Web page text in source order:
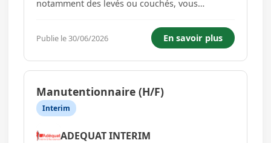
notamment des levés ou couchés, vous
la préparation des plateaux petit déjeuner. Vous
interviendrez soit sur des horaires de jour
7h/14h ou 14h/21h. Ces période...
Publie le 30/06/2026 En savoir plus
Manutentionnaire (H/F)
Interim
ADEQUAT INTERIM